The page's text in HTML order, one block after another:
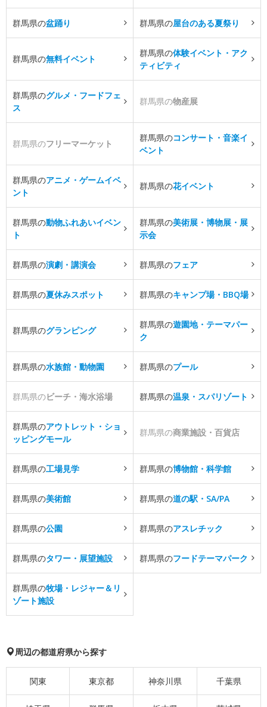
群馬県の盆踊り 群馬県の屋台のある夏祭り
群馬県の無料イベント
群馬県の体験イベント・アク
ティビティ
群馬県のグルメ・フードフェ
ス
群馬県の物産展
群馬県のフリーマーケット
群馬県のコンサート・音楽イ
ベント
群馬県のアニメ・ゲームイベ
ント
群馬県の花イベント
群馬県の動物ふれあいイベン
ト
群馬県の美術展・博物展・展
示会
群馬県の演劇・講演会 群馬県のフェア
群馬県の夏休みスポット 群馬県のキャンプ場・BBQ場
群馬県のグランピング
群馬県の遊園地・テーマパー
ク
群馬県の水族館・動物園 群馬県のプール
群馬県のビーチ・海水浴場 群馬県の温泉・スパリゾート
群馬県のアウトレット・ショ
ッピングモール
群馬県の商業施設・百貨店
群馬県の工場見学 群馬県の博物館・科学館
群馬県の美術館 群馬県の道の駅・SA/PA
群馬県の公園 群馬県のアスレチック
群馬県のタワー・展望施設 群馬県のフードテーマパーク
群馬県の牧場・レジャー＆リ
ゾート施設
周辺の都道府県から探す
関東 東京都 神奈川県 千葉県